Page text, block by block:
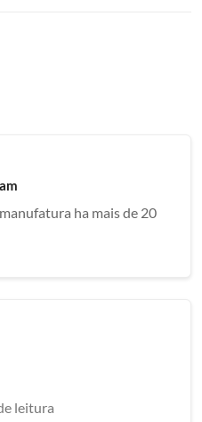
ha mais de 20
leitura